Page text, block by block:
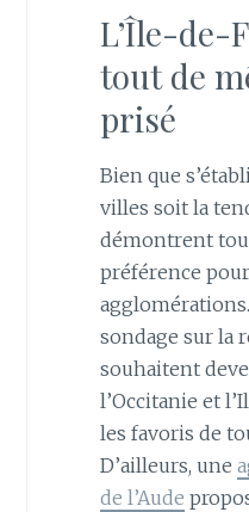
L’Île-de-
tout de
prisé
Bien que
villes soit la
démontrent
préférence
sondage sur la
souhaitent
l’Occitanie et
les favoris de
D’ailleurs, une
de l’Aude